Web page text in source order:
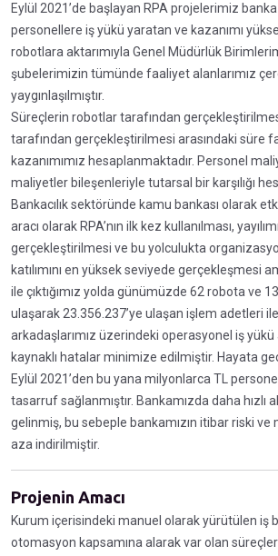
Eylül 2021’de başlayan RPA projelerimiz
personellere iş yükü yaratan ve kazanımı
robotlara aktarımıyla Genel Müdürlük
şubelerimizin tümünde faaliyet alanlarımız
yaygınlaşılmıştır.
Süreçlerin robotlar tarafından
tarafından gerçekleştirilmesi arasındaki süre
kazanımımız hesaplanmaktadır. Personel
maliyetler bileşenleriyle tutarsal bir karşılığı
Bankacılık sektöründe kamu bankası olarak
aracı olarak RPA’nın ilk kez kullanılması,
gerçekleştirilmesi ve bu yolculukta
katılımını en yüksek seviyede gerçekleşmesi
ile çıktığımız yolda günümüzde 62 robota ve
ulaşarak 23.356.237’ye ulaşan işlem adetleri
arkadaşlarımız üzerindeki operasyonel iş yükü
kaynaklı hatalar minimize edilmiştir. Hayata
Eylül 2021’den bu yana milyonlarca TL
tasarruf sağlanmıştır. Bankamızda daha hızlı
gelinmiş, bu sebeple bankamızın itibar riski
aza indirilmiştir.
Projenin Amacı
Kurum içerisindeki manuel olarak yürütülen iş
otomasyon kapsamına alarak var olan